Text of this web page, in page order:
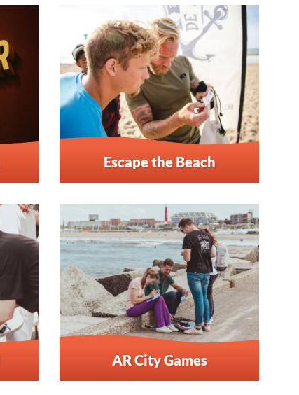
Escape the Beach
AR City Games